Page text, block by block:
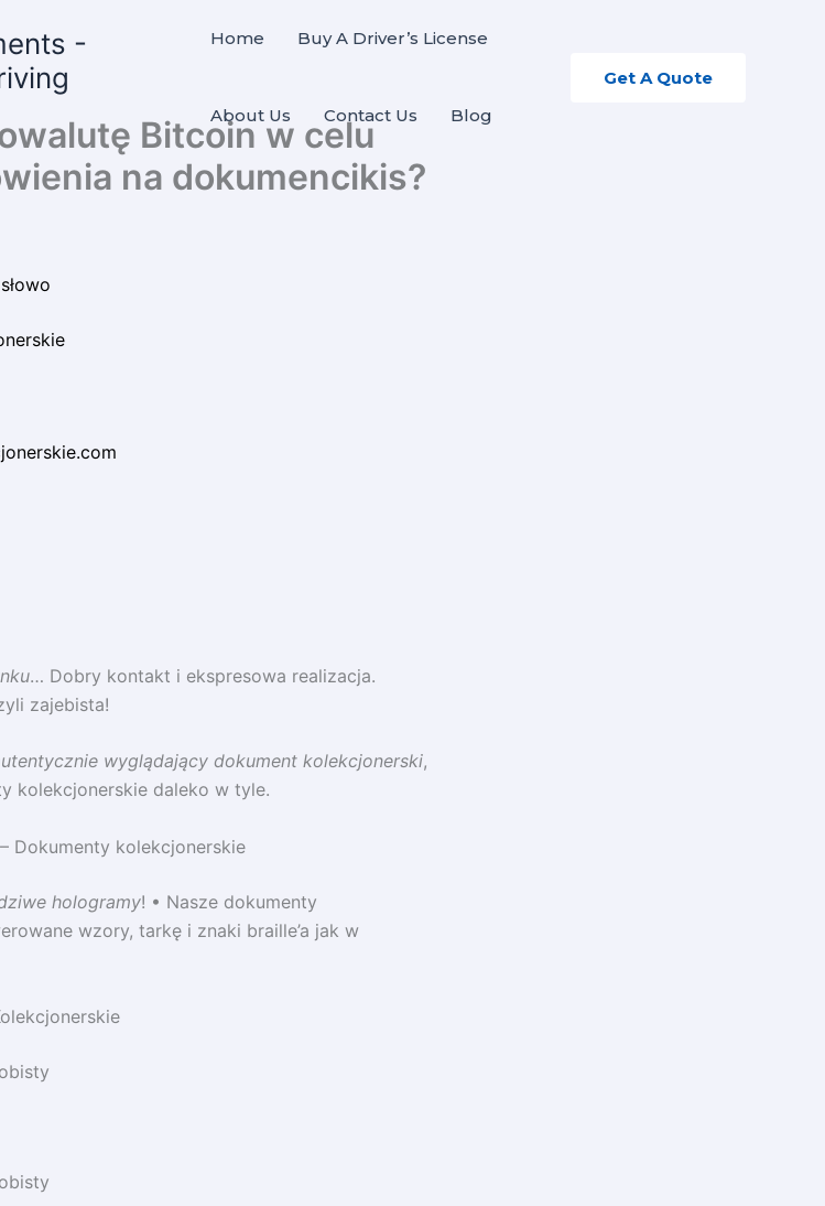
-
Home Buy A Driver’s License
About Us Contact Us Blog
Get A Quote
Bitcoin w celu
na dokumencikis?
… Dobry kontakt i ekspresowa realizacja.
zajebista!
wyglądający dokument kolekcjonerski,
kolekcjonerskie daleko w tyle.
Dokumenty kolekcjonerskie
hologramy! • Nasze dokumenty
wzory, tarkę i znaki braille’a jak w